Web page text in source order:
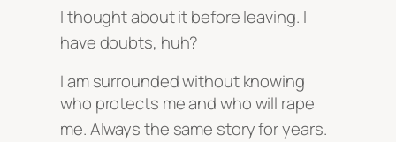
I thought about it before leaving. I
have doubts, huh?
I am surrounded without knowing
who protects me and who will rape
me. Always the same story for years.